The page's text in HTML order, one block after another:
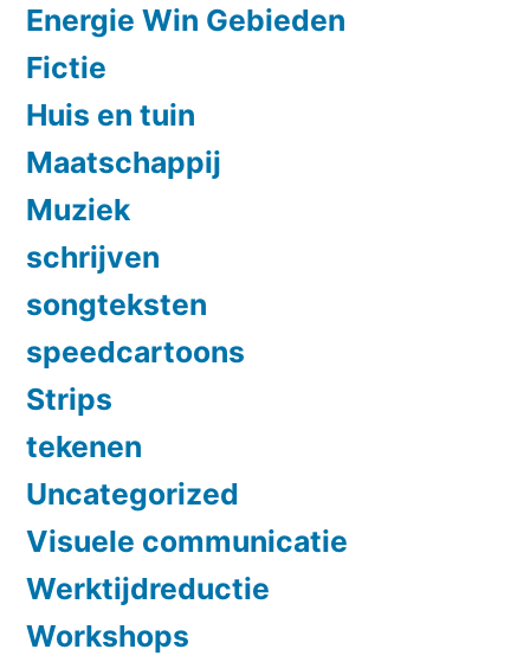
Energie Win Gebieden
Fictie
Huis en tuin
Maatschappij
Muziek
schrijven
songteksten
speedcartoons
Strips
tekenen
Uncategorized
Visuele communicatie
Werktijdreductie
Workshops